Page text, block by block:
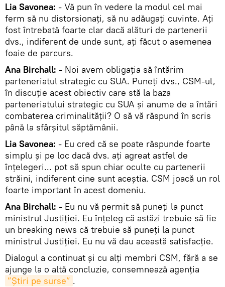
Lia Savonea: - Vă pun în vedere la modul cel mai
ferm să nu distorsionaţi, să nu adăugaţi cuvinte. Aţi
fost întrebată foarte clar dacă alături de partenerii
dvs., indiferent de unde sunt, aţi făcut o asemenea
foaie de parcurs.
Ana Birchall: - Noi avem obligaţia să întărim
parteneriatul strategic cu SUA. Puneţi dvs., CSM-ul,
în discuţie acest obiectiv care stă la baza
parteneriatului strategic cu SUA şi anume de a întări
combaterea criminalităţii? O să vă răspund în scris
până la sfârşitul săptămânii.
Lia Savonea: - Eu cred că se poate răspunde foarte
simplu şi pe loc dacă dvs. aţi agreat astfel de
înţelegeri... pot să spun chiar oculte cu partenerii
străini, indiferent cine sunt aceştia. CSM joacă un rol
foarte important în acest domeniu.
Ana Birchall: - Eu nu vă permit să puneţi la punct
ministrul Justiţiei. Eu înţeleg că astăzi trebuie să fie
un breaking news că trebuie să puneţi la punct
ministrul Justiţiei. Eu nu vă dau această satisfacţie.
Dialogul a continuat şi cu alţi membri CSM, fără a se
ajunge la o altă concluzie, consemnează agenția
”Știri pe surse” .